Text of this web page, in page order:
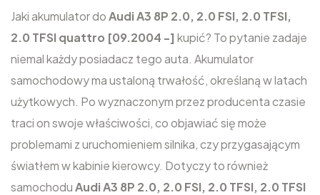
Jaki akumulator doAudi A3 8P 2.0, 2.0 FSI, 2.0 TFSI,
2.0 TFSI quattro [09.2004 -] kupić? To pytanie zadaje
niemal każdy posiadacz tego auta. Akumulator
samochodowy ma ustaloną trwałość, określaną w latach
użytkowych. Po wyznaczonym przez producenta czasie
traci on swoje właściwości, co objawiać się może
problemami z uruchomieniem silnika, czy przygasającym
światłem w kabinie kierowcy. Dotyczy to również
samochoduAudi A3 8P 2.0, 2.0 FSI, 2.0 TFSI, 2.0 TFSI